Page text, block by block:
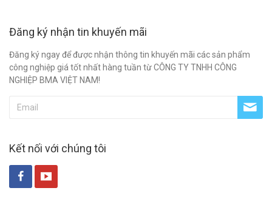
Đăng ký nhận tin khuyến mãi
Đăng ký ngay để được nhận thông tin khuyến mãi các sản phẩm
công nghiệp giá tốt nhất hàng tuần từ CÔNG TY TNHH CÔNG
NGHIỆP BMA VIỆT NAM!
Kết nối với chúng tôi